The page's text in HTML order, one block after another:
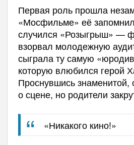
Первая роль прошла
«Мосфильме» её
случился «Розыгрыш» —
взорвал молодежную
сыграла ту самую
которую влюбился герой
Проснувшись знаменитой,
о сцене, но родители
«Никакого кино!»